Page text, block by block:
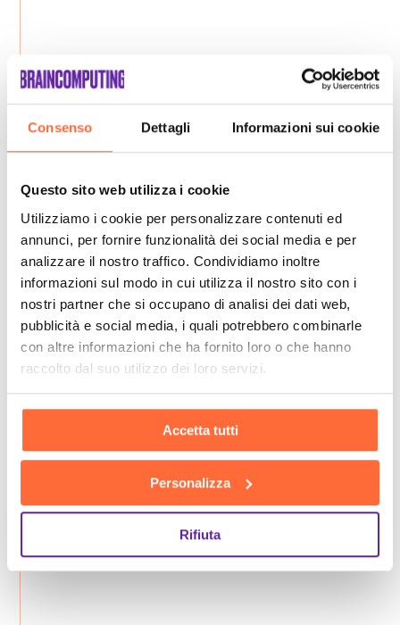
Consenso Dettagli Informazioni sui cookie
Questo sito web utilizza i cookie
Utilizziamo i cookie per personalizzare contenuti ed
annunci, per fornire funzionalità dei social media e per
analizzare il nostro traffico. Condividiamo inoltre
informazioni sul modo in cui utilizza il nostro sito con i
nostri partner che si occupano di analisi dei dati web,
pubblicità e social media, i quali potrebbero combinarle
con altre informazioni che ha fornito loro o che hanno
raccolto dal suo utilizzo dei loro servizi.
Accetta tutti
Personalizza
Rifiuta